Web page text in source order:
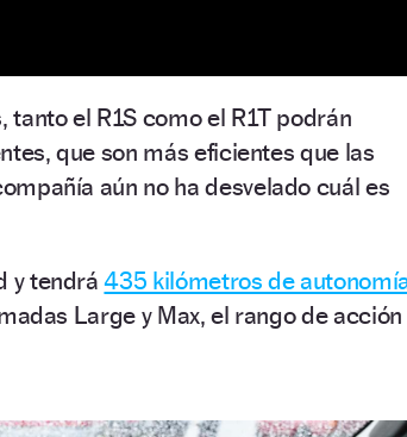
el R1S como el R1T podrán
que son más eficientes que las
aún no ha desvelado cuál es
y tendrá435 kilómetros de
Large y Max, el rango de acción